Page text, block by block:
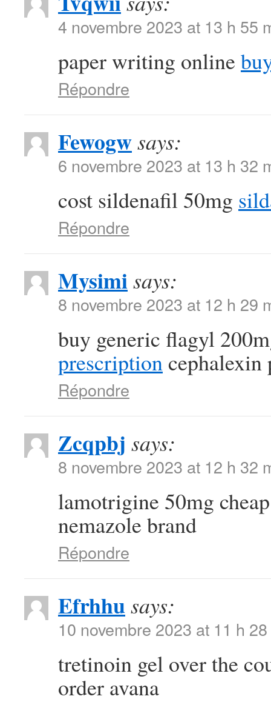
4 novembre 2023 at 13 h 55
paper writing online
Répondre
Fewogwsays:
6 novembre 2023 at 13 h 32
cost sildenafil 50mg
Répondre
Mysimisays:
8 novembre 2023 at 12 h 29
buy generic flagyl
prescription cephalexin
Répondre
Zcqpbj says:
8 novembre 2023 at 12 h 32
lamotrigine 50mg
nemazole brand
Répondre
Efrhhusays:
10 novembre 2023 at 11 h
tretinoin gel over the
order avana